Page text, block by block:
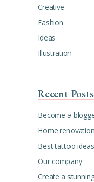
Creative
Fashion
Ideas
Illustration
Recent Posts
Become a
Home
Best tattoo ideas
Our company
Create a